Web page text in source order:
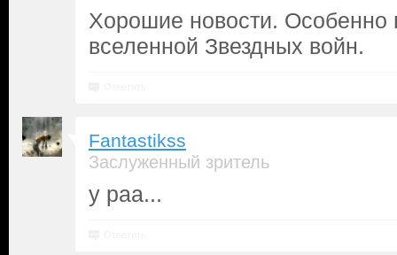
Хорошие новости. Особенно
вселенной Звездных войн.
Fantastikss
Заслуженный зритель
у раа...